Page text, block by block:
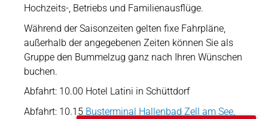
Hochzeits-, Betriebs und Familienausflüge.
Während der Saisonzeiten gelten fixe Fahrpläne,
außerhalb der angegebenen Zeiten können Sie als
Gruppe den Bummelzug ganz nach Ihren Wünschen
buchen.
Abfahrt: 10.00 Hotel Latini in Schüttdorf
Abfahrt: 10.15 Busterminal Hallenbad Zell am See,